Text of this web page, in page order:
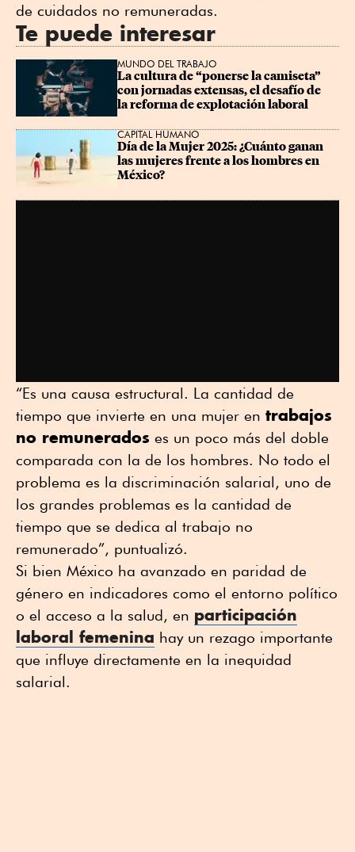
de cuidados no remuneradas.
Te puede interesar
MUNDO DEL TRABAJO
La cultura de “ponerse la camiseta”
con jornadas extensas, el desafío de
la reforma de explotación laboral
CAPITAL HUMANO
Día de la Mujer 2025: ¿Cuánto ganan
las mujeres frente a los hombres en
México?
“Es una causa estructural. La cantidad de
tiempo que invierte en una mujer en trabajos
no remunerados es un poco más del doble
comparada con la de los hombres. No todo el
problema es la discriminación salarial, uno de
los grandes problemas es la cantidad de
tiempo que se dedica al trabajo no
remunerado”, puntualizó.
Si bien México ha avanzado en paridad de
género en indicadores como el entorno político
o el acceso a la salud, en participación
laboral femenina hay un rezago importante
que influye directamente en la inequidad
salarial.